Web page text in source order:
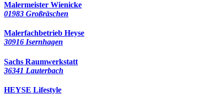
Malermeister Wienicke
01983 Großräschen
Malerfachbetrieb Heyse
30916 Isernhagen
Sachs Raumwerkstatt
36341 Lauterbach
HEYSE Lifestyle